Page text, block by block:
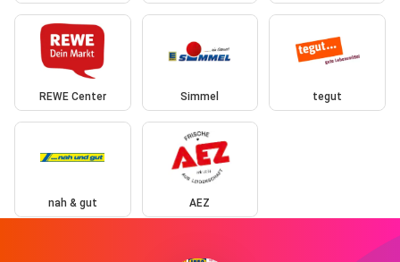
REWE Center Simmel tegut
nah & gut AEZ